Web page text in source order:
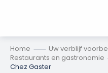
Home
Uw verblijf
Restaurants en gastronomie
Chez Gaster